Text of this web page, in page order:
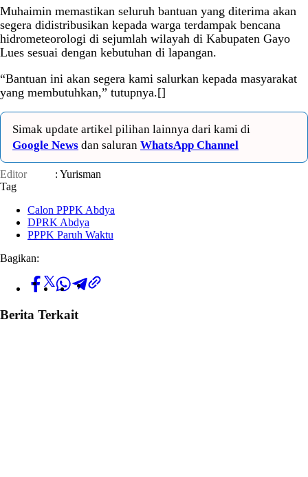
Muhaimin memastikan seluruh bantuan yang diterima akan
segera didistribusikan kepada warga terdampak bencana
hidrometeorologi di sejumlah wilayah di Kabupaten Gayo
Lues sesuai dengan kebutuhan di lapangan.
“Bantuan ini akan segera kami salurkan kepada masyarakat
yang membutuhkan,” tutupnya.[]
Simak update artikel pilihan lainnya dari kami di
Google News dan saluran WhatsApp Channel
Editor
: Yurisman
Tag
Calon PPPK Abdya
DPRK Abdya
PPPK Paruh Waktu
Bagikan:
Berita Terkait